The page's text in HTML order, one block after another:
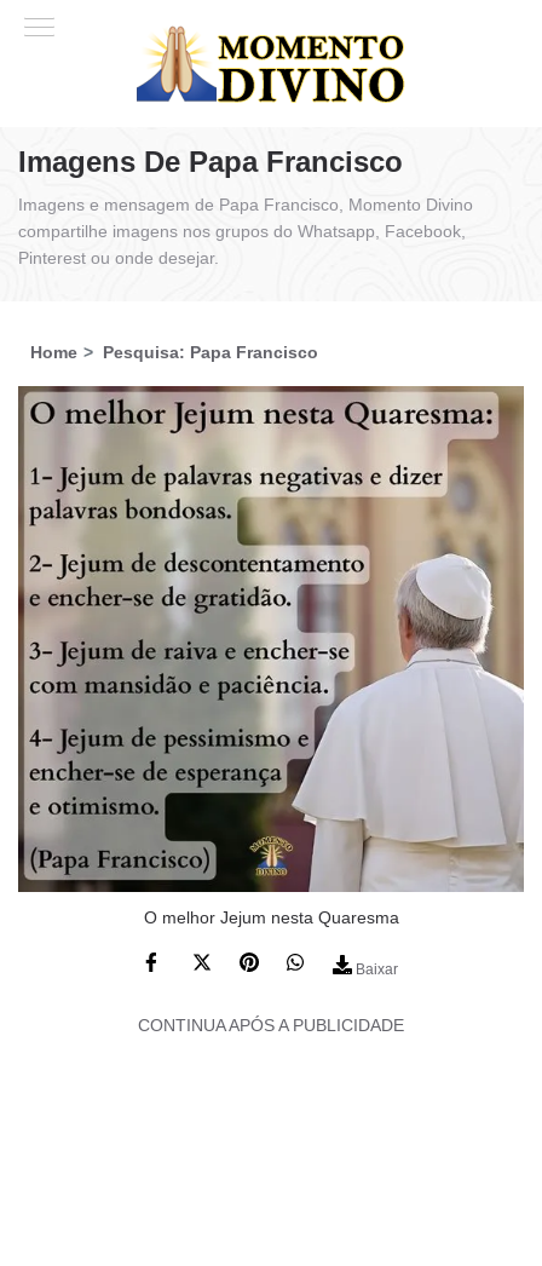
Imagens De Papa Francisco
Imagens e mensagem de Papa Francisco, Momento Divino
compartilhe imagens nos grupos do Whatsapp, Facebook,
Pinterest ou onde desejar.
Home Pesquisa: Papa Francisco
O melhor Jejum nesta Quaresma
Baixar
CONTINUA APÓS A PUBLICIDADE